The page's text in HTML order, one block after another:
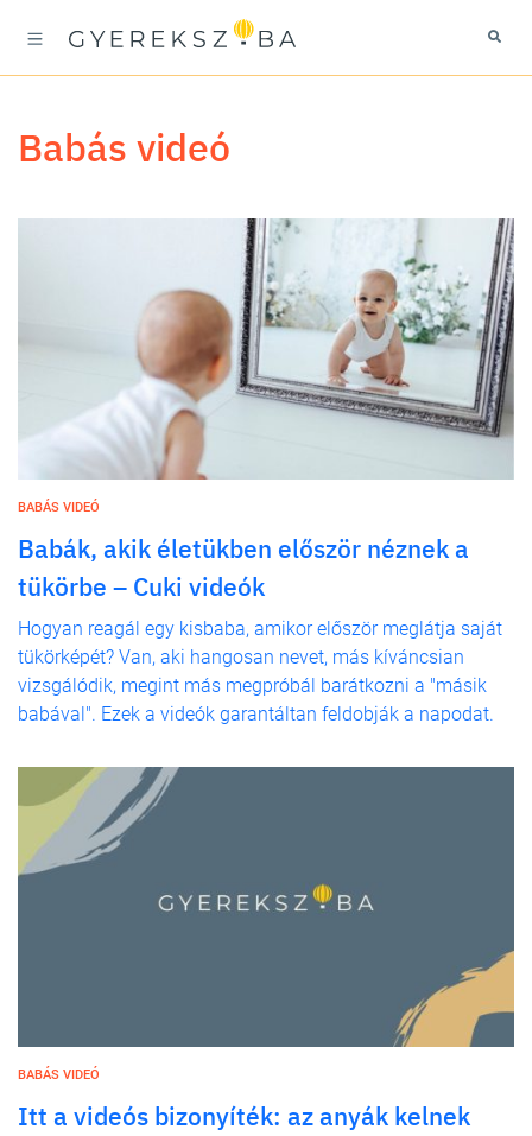
babás videó
BABÁS VIDEÓ
Babák, akik életükben először néznek a
tükörbe – Cuki videók
Hogyan reagál egy kisbaba, amikor először meglátja saját
tükörképét? Van, aki hangosan nevet, más kíváncsian
vizsgálódik, megint más megpróbál barátkozni a "másik
babával". Ezek a videók garantáltan feldobják a napodat.
BABÁS VIDEÓ
Itt a videós bizonyíték: az anyák kelnek